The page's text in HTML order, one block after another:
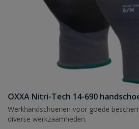
OXXA Nitri-Tech 14-690
Werkhandschoenen voor goede
diverse werkzaamheden.